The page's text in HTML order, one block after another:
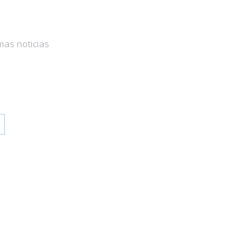
noticias